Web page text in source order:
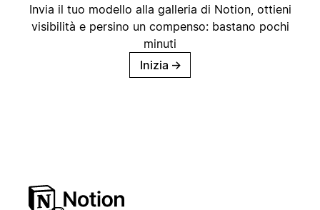
Invia il tuo modello alla galleria di Notion, ottieni
visibilità e persino un compenso: bastano pochi
minuti
Inizia →